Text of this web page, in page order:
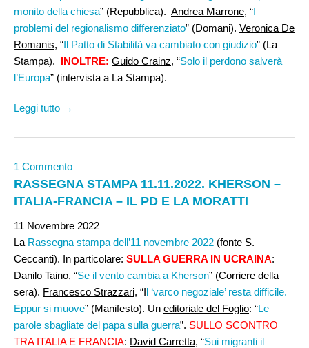
monito della chiesa” (Repubblica). Andrea Marrone, “I
problemi del regionalismo differenziato” (Domani). Veronica De
Romanis, “Il Patto di Stabilità va cambiato con giudizio” (La
Stampa). INOLTRE: Guido Crainz, “Solo il perdono salverà
l’Europa” (intervista a La Stampa).
Leggi tutto →
1 Commento
RASSEGNA STAMPA 11.11.2022. KHERSON –
ITALIA-FRANCIA – IL PD E LA MORATTI
11 Novembre 2022
La Rassegna stampa dell’11 novembre 2022 (fonte S.
Ceccanti). In particolare: SULLA GUERRA IN UCRAINA:
Danilo Taino, “Se il vento cambia a Kherson” (Corriere della
sera). Francesco Strazzari, “Il ‘varco negoziale’ resta difficile.
Eppur si muove” (Manifesto). Un editoriale del Foglio: “Le
parole sbagliate del papa sulla guerra”. SULLO SCONTRO
TRA ITALIA E FRANCIA: David Carretta, “Sui migranti il